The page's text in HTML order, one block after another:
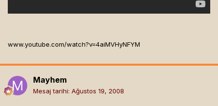
www.youtube.com/watch?v=4aiMVHyNFYM
Mayhem
Mesaj tarihi: Ağustos 19, 2008